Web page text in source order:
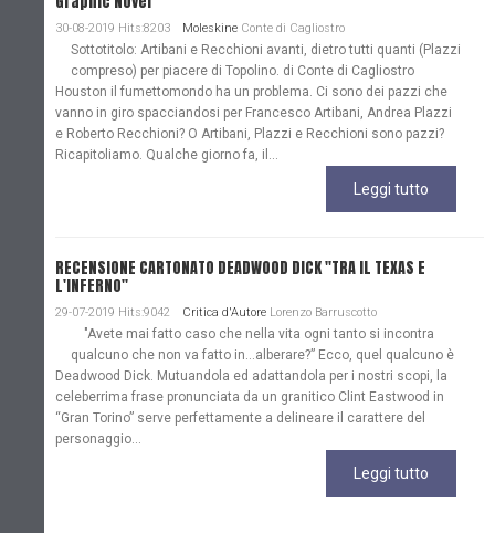
30-08-2019 Hits:8203 Moleskine Conte di Cagliostro
Sottotitolo: Artibani e Recchioni avanti, dietro tutti quanti (Plazzi
compreso) per piacere di Topolino. di Conte di Cagliostro
Houston il fumettomondo ha un problema. Ci sono dei pazzi che
vanno in giro spacciandosi per Francesco Artibani, Andrea Plazzi
e Roberto Recchioni? O Artibani, Plazzi e Recchioni sono pazzi?
Ricapitoliamo. Qualche giorno fa, il...
Leggi tutto
RECENSIONE CARTONATO DEADWOOD DICK "TRA IL TEXAS E
L'INFERNO"
29-07-2019 Hits:9042 Critica d'Autore Lorenzo Barruscotto
"Avete mai fatto caso che nella vita ogni tanto si incontra
qualcuno che non va fatto in…alberare?” Ecco, quel qualcuno è
Deadwood Dick. Mutuandola ed adattandola per i nostri scopi, la
celeberrima frase pronunciata da un granitico Clint Eastwood in
“Gran Torino” serve perfettamente a delineare il carattere del
personaggio...
Leggi tutto